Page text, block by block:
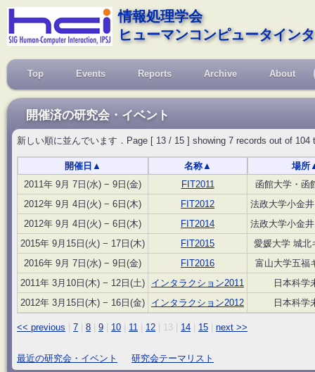
情報処理学会
ヒューマンコンピュータイン
Top Events Reports Archive About
開催済の研究会・イベント
新しい順に並んでいます．Page [ 13 / 15 ] showing 7 records out of
開催日 ▲ 名称 ▲ 場所
2011年 9月 7日(水) − 9日(金)
FIT2011
函館大学・函
2012年 9月 4日(火) − 6日(木)
FIT2012
法政大学小金
2012年 9月 4日(火) − 6日(木)
FIT2014
法政大学小金
2015年 9月15日(火) − 17日(木)
FIT2015
愛媛大学 城北
2016年 9月 7日(水) − 9日(金)
FIT2016
富山大学五福
2011年 3月10日(木) − 12日(土)
インタラクション2011
日本科学
2012年 3月15日(木) − 16日(金)
インタラクション2012 日本科学
<< previous 7 8 9 10 11 12 13 14 15 next >>
最近の研究会・イベント 研究会テーマリスト